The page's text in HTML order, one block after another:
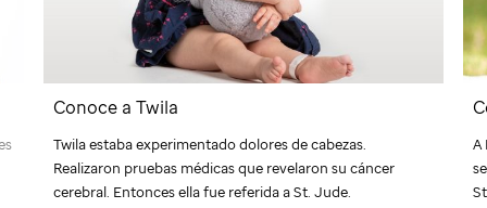
Conoce a Twila
Twila estaba experimentado dolores de cabezas.
Realizaron pruebas médicas que revelaron su cáncer
cerebral. Entonces ella fue referida aSt. Jude.
A